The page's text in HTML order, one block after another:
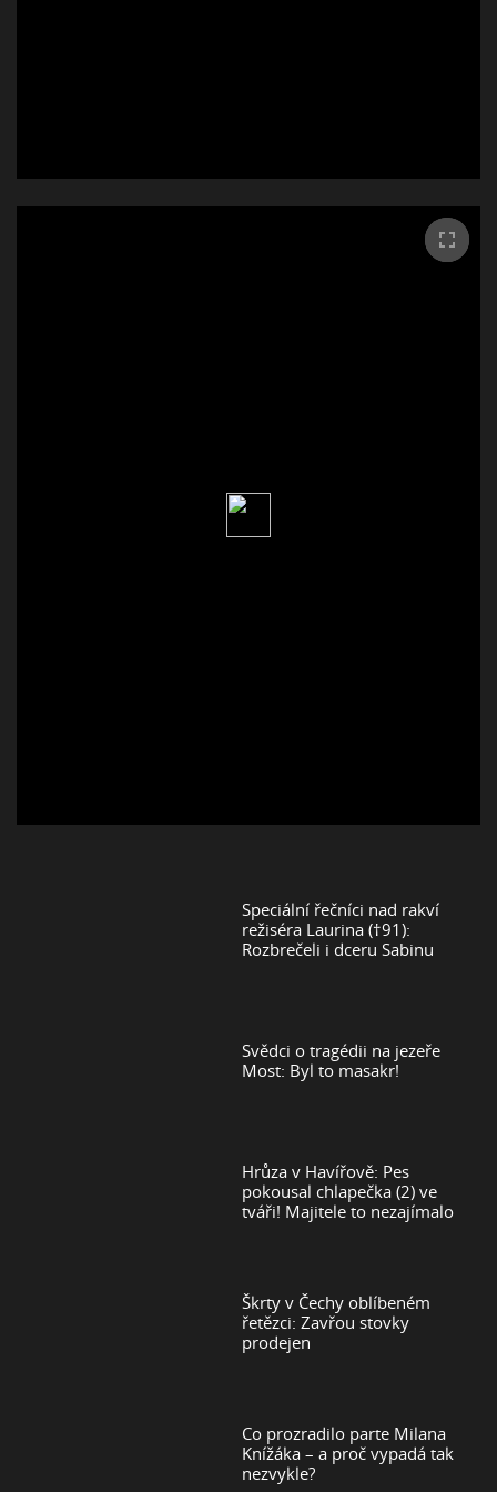
Speciální řečníci nad rakví
režiséra Laurina (†91):
Rozbrečeli i dceru Sabinu
Svědci o tragédii na jezeře
Most: Byl to masakr!
Hrůza v Havířově: Pes
pokousal chlapečka (2) ve
tváři! Majitele to nezajímalo
Škrty v Čechy oblíbeném
řetězci: Zavřou stovky
prodejen
Co prozradilo parte Milana
Knížáka – a proč vypadá tak
nezvykle?